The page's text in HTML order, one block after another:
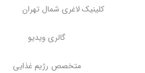
کلینیک لاغری شمال تهران
گالری ویدیو
متخصص رژیم غذایی